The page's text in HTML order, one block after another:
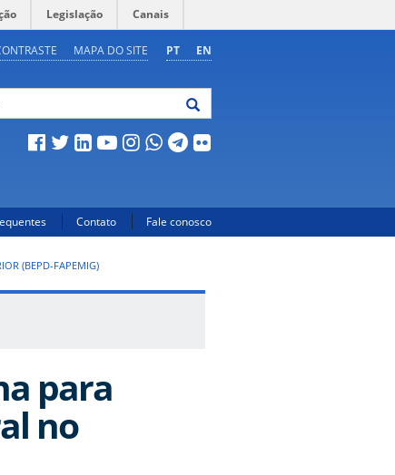
Legislação Canais
PT EN
MAPA DO SITE
Contato Fale conosco
(BEPD-FAPEMIG)
para
no